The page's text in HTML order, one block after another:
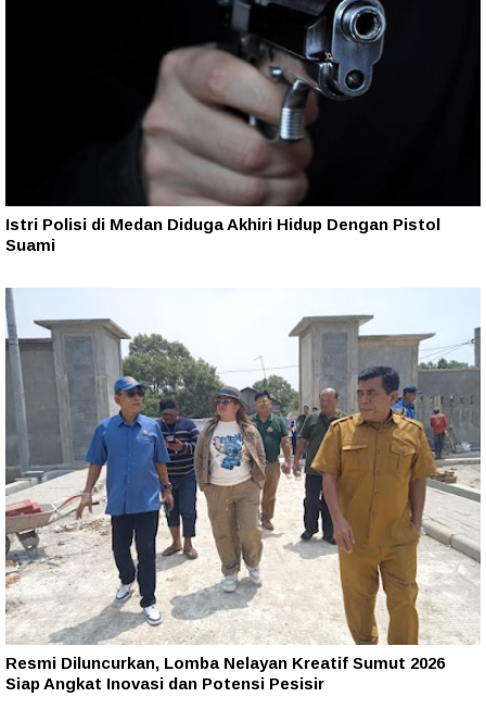
Istri Polisi di Medan Diduga Akhiri Hidup Dengan Pistol
Suami
Resmi Diluncurkan, Lomba Nelayan Kreatif Sumut 2026
Siap Angkat Inovasi dan Potensi Pesisir